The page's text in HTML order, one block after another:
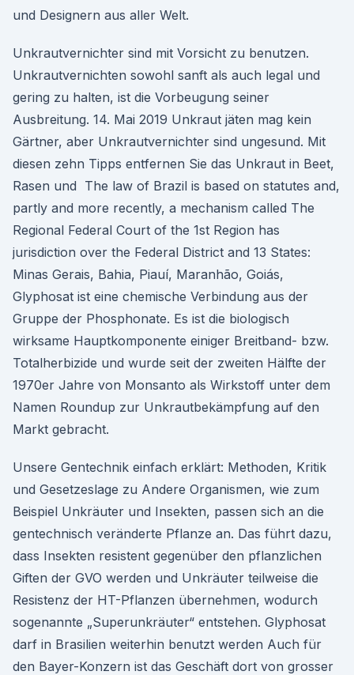
und Designern aus aller Welt.
Unkrautvernichter sind mit Vorsicht zu benutzen.
Unkrautvernichten sowohl sanft als auch legal und
gering zu halten, ist die Vorbeugung seiner
Ausbreitung. 14. Mai 2019 Unkraut jäten mag kein
Gärtner, aber Unkrautvernichter sind ungesund. Mit
diesen zehn Tipps entfernen Sie das Unkraut in Beet,
Rasen und The law of Brazil is based on statutes and,
partly and more recently, a mechanism called The
Regional Federal Court of the 1st Region has
jurisdiction over the Federal District and 13 States:
Minas Gerais, Bahia, Piauí, Maranhão, Goiás,
Glyphosat ist eine chemische Verbindung aus der
Gruppe der Phosphonate. Es ist die biologisch
wirksame Hauptkomponente einiger Breitband- bzw.
Totalherbizide und wurde seit der zweiten Hälfte der
1970er Jahre von Monsanto als Wirkstoff unter dem
Namen Roundup zur Unkrautbekämpfung auf den
Markt gebracht.
Unsere Gentechnik einfach erklärt: Methoden, Kritik
und Gesetzeslage zu Andere Organismen, wie zum
Beispiel Unkräuter und Insekten, passen sich an die
gentechnisch veränderte Pflanze an. Das führt dazu,
dass Insekten resistent gegenüber den pflanzlichen
Giften der GVO werden und Unkräuter teilweise die
Resistenz der HT-Pflanzen übernehmen, wodurch
sogenannte „Superunkräuter“ entstehen. Glyphosat
darf in Brasilien weiterhin benutzt werden Auch für
den Bayer-Konzern ist das Geschäft dort von grosser